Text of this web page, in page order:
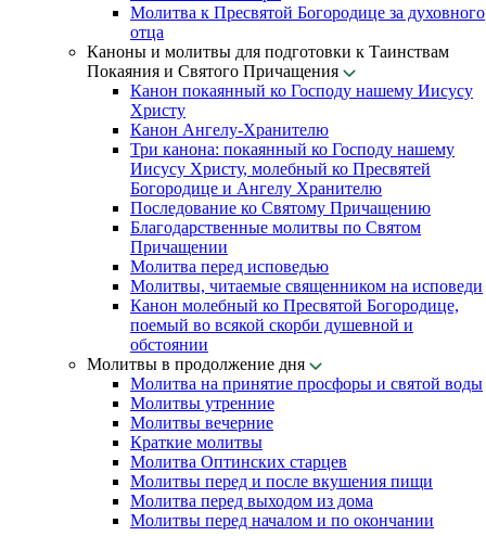
Молитва к Пресвятой Богородице за духовного
отца
Каноны и молитвы для подготовки к Таинствам
Покаяния и Святого Причащения
Канон покаянный ко Господу нашему Иисусу
Христу
Канон Ангелу-Хранителю
Три канона: покаянный ко Господу нашему
Иисусу Христу, молебный ко Пресвятей
Богородице и Ангелу Хранителю
Последование ко Святому Причащению
Благодарственные молитвы по Святом
Причащении
Молитва перед исповедью
Молитвы, читаемые священником на исповеди
Канон молебный ко Пресвятой Богородице,
поемый во всякой скорби душевной и
обстоянии
Молитвы в продолжение дня
Молитва на принятие просфоры и святой воды
Молитвы утренние
Молитвы вечерние
Краткие молитвы
Молитва Оптинских старцев
Молитвы перед и после вкушения пищи
Молитва перед выходом из дома
Молитвы перед началом и по окончании